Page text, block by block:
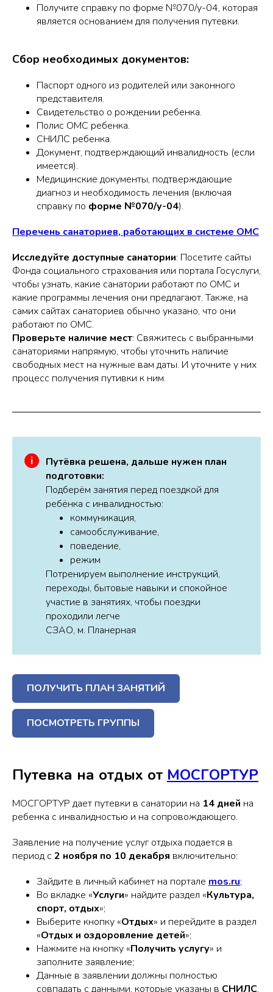
Получите справку по форме №070/у-04, которая
является основанием для получения путевки.
Сбор необходимых документов:
Паспорт одного из родителей или законного
представителя.
Свидетельство о рождении ребенка.
Полис ОМС ребенка.
СНИЛС ребенка.
Документ, подтверждающий инвалидность (если
имеется).
Медицинские документы, подтверждающие
диагноз и необходимость лечения (включая
справку по форме №070/у-04).
Перечень санаториев, работающих в системе ОМС
Исследуйте доступные санатории: Посетите сайты
Фонда социального страхования или портала Госуслуги,
чтобы узнать, какие санатории работают по ОМС и
какие программы лечения они предлагают. Также, на
самих сайтах санаториев обычно указано, что они
работают по ОМС.
Проверьте наличие мест: Свяжитесь с выбранными
санаториями напрямую, чтобы уточнить наличие
свободных мест на нужные вам даты. И уточните у них
процесс получения путивки к ним.
Путёвка решена, дальше нужен план
подготовки:
Подберём занятия перед поездкой для
ребёнка с инвалидностью:
коммуникация,
самообслуживание,
поведение,
режим
Потренируем выполнение инструкций,
переходы, бытовые навыки и спокойное
участие в занятиях, чтобы поездки
проходили легче
СЗАО, м. Планерная
ПОЛУЧИТЬ ПЛАН ЗАНЯТИЙ
ПОСМОТРЕТЬ ГРУППЫ
Путевка на отдых от МОСГОРТУР
МОСГОРТУР дает путевки в санатории на 14 дней на
ребенка с инвалидностью и на сопровождающего.
Заявление на получение услуг отдыха подается в
период с 2 ноября по 10 декабря включительно:
Зайдите в личный кабинет на портале mos.ru;
Во вкладке «Услуги» найдите раздел «Культура,
спорт, отдых»;
Выберите кнопку «Отдых» и перейдите в раздел
«Отдых и оздоровление детей»;
Нажмите на кнопку «Получить услугу» и
заполните заявление;
Данные в заявлении должны полностью
совпадать с данными, которые указаны в СНИЛС.